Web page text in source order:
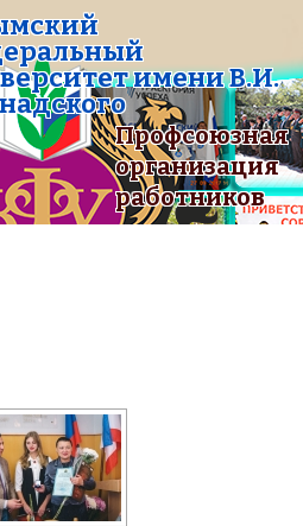
имени В.И.
Профсоюзная
организация
работников